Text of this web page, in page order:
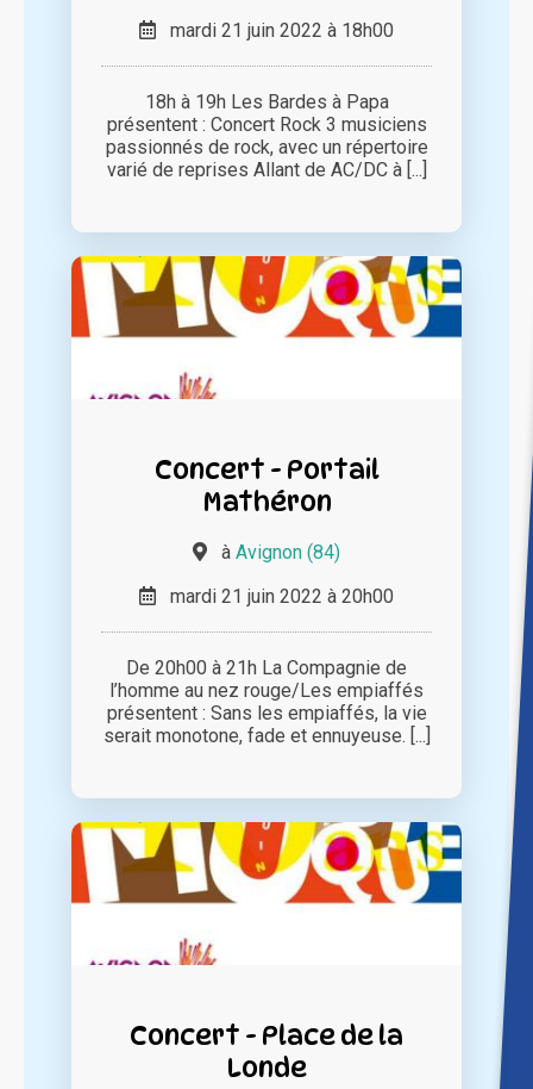
mardi 21 juin 2022 à 18h00
18h à 19h Les Bardes à Papa
présentent : Concert Rock 3 musiciens
passionnés de rock, avec un répertoire
varié de reprises Allant de AC/DC à [...]
Concert - Portail
Mathéron
à Avignon (84)
mardi 21 juin 2022 à 20h00
De 20h00 à 21h La Compagnie de
l’homme au nez rouge/Les empiaffés
présentent : Sans les empiaffés, la vie
serait monotone, fade et ennuyeuse. [...]
Concert - Place de la
Londe